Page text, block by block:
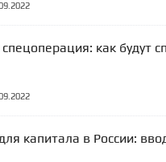
как будут
капитала в России: